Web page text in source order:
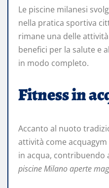
Le piscine milanesi
nella pratica sportiva
rimane una delle
benefici per la salute e
in modo completo.
Fitness in
Accanto al nuoto
attività come
in acqua, contribuendo
piscine Milano aperte